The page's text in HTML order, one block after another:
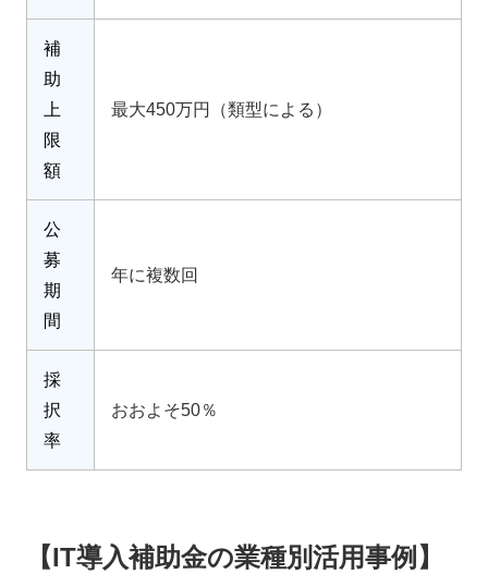
補
助
上
限
額
最大450万円（類型による）
公
募
期
間
年に複数回
採
択
率
おおよそ50％
【IT導入補助金の業種別活用事例】